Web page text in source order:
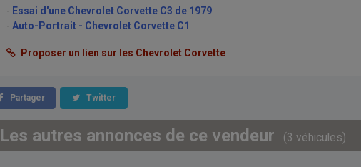
- Essai d'une Chevrolet Corvette C3 de 1979
- Auto-Portrait - Chevrolet Corvette C1
Proposer un lien sur les Chevrolet Corvette
Partager Twitter
Les autres annonces de ce vendeur (3 véhicules)